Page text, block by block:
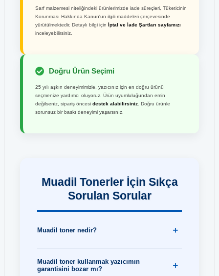
Sarf malzemesi niteliğindeki ürünlerimizde iade süreçleri, Tüketicinin
Korunması Hakkında Kanun'un ilgili maddeleri çerçevesinde
yürütülmektedir. Detaylı bilgi için İptal ve İade Şartları sayfamızı
inceleyebilirsiniz.
Doğru Ürün Seçimi
25 yılı aşkın deneyimimizle, yazıcınız için en doğru ürünü
seçmenize yardımcı oluyoruz. Ürün uyumluluğundan emin
değilseniz, sipariş öncesi destek alabilirsiniz . Doğru ürünle
sorunsuz bir baskı deneyimi yaşarsınız.
Muadil Tonerler İçin Sıkça
Sorulan Sorular
Muadil toner nedir?
Muadil toner kullanmak yazıcımın
garantisini bozar mı?